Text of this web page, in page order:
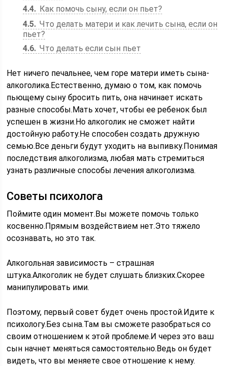
4.4
Как помочь сыну, если он пьет?
4.5 Что делать матери и как лечить сына, если он
пьет?
4.6 Что делать если сын пьет
Нет ничего печальнее, чем горе матери иметь сына-
алкоголика.Естественно, думаю о том, как помочь
пьющему сыну бросить пить, она начинает искать
разные способы.Мать хочет, чтобы ее ребенок был
успешен в жизни.Но алкоголик не сможет найти
достойную работу.Не способен создать дружную
семью.Все деньги будут уходить на выпивку.Понимая
последствия алкоголизма, любая мать стремиться
узнать различные способы лечения алкоголизма.
Советы психолога
Поймите один момент.Вы можете помочь только
косвенно.Прямым воздействием нет.Это тяжело
осознавать, но это так.
Алкогольная зависимость – страшная
штука.Алкоголик не будет слушать близких.Скорее
манипулировать ими.
Поэтому, первый совет будет очень простой.Идите к
психологу.Без сына.Там вы сможете разобраться со
своим отношением к этой проблеме.И через это ваш
сын начнет меняться самостоятельно.Ведь он будет
видеть, что вы меняете свое отношение к нему.